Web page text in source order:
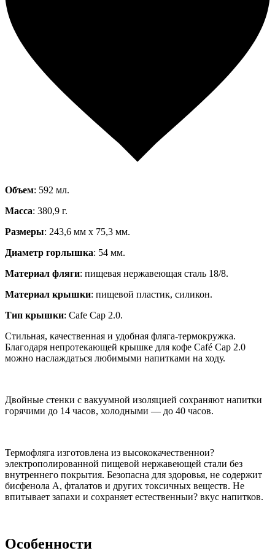
Объем: 592 мл.
Масса: 380,9 г.
Размеры: 243,6 мм х 75,3 мм.
Диаметр горлышка: 54 мм.
Материал фляги: пищевая нержавеющая сталь 18/8.
Материал крышки: пищевой пластик, силикон.
Тип крышки: Cafe Cap 2.0.
Стильная, качественная и удобная фляга-термокружка.
Благодаря непротекающей крышке для кофе Café Cap 2.0
можно наслаждаться любимыми напитками на ходу.
Двойные стенки с вакуумной изоляцией сохраняют напитки
горячими до 14 часов, холодными — до 40 часов.
Термофляга изготовлена из высококачественнои?
электрополированной пищевой нержавеющей стали без
внутреннего покрытия. Безопасна для здоровья, не содержит
бисфенола А, фталатов и других токсичных веществ. Не
впитывает запахи и сохраняет естественныи? вкус напитков.
Особенности